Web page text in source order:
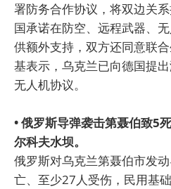
署防务合作协议，将双边关
国承诺在防空、远程武器、
供额外支持，双方还同意联
基表示，乌克兰已向德国提
无人机协议。
• 俄罗斯导弹袭击第聂伯致5
尔科夫水坝。
俄罗斯对乌克兰第聂伯市发
亡、至少27人受伤，民用基